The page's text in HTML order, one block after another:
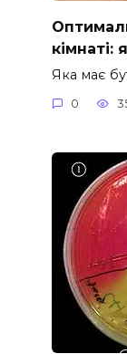
кімнаті:
Яка має
0